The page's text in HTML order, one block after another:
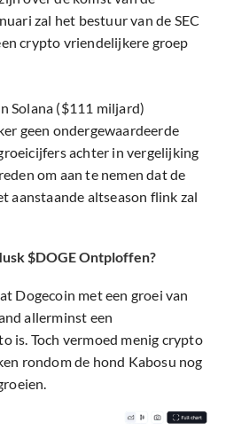
zal het bestuur van de SEC
crypto vriendelijkere groep
Solana ($111 miljard)
geen ondergewaardeerde
achter in vergelijking
om aan te nemen dat de
aanstaande altseason flink zal
$DOGE Ontploffen?
Dogecoin met een groei van
allerminst een
is. Toch vermoed menig crypto
rondom de hond Kabosu nog